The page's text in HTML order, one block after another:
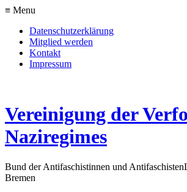
≡ Menu
Datenschutzerklärung
Mitglied werden
Kontakt
Impressum
Vereinigung der
Naziregimes
Bund der Antifaschistinnen und Antifaschisten
Bremen